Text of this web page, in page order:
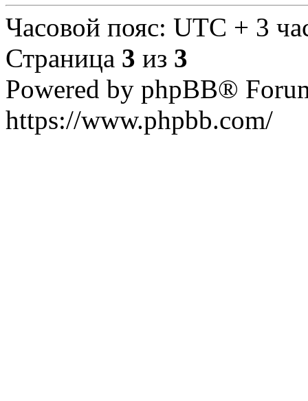
Часовой пояс: UTC + 3
Страница 3 из 3
Powered by phpBB®
https://www.phpbb.com/